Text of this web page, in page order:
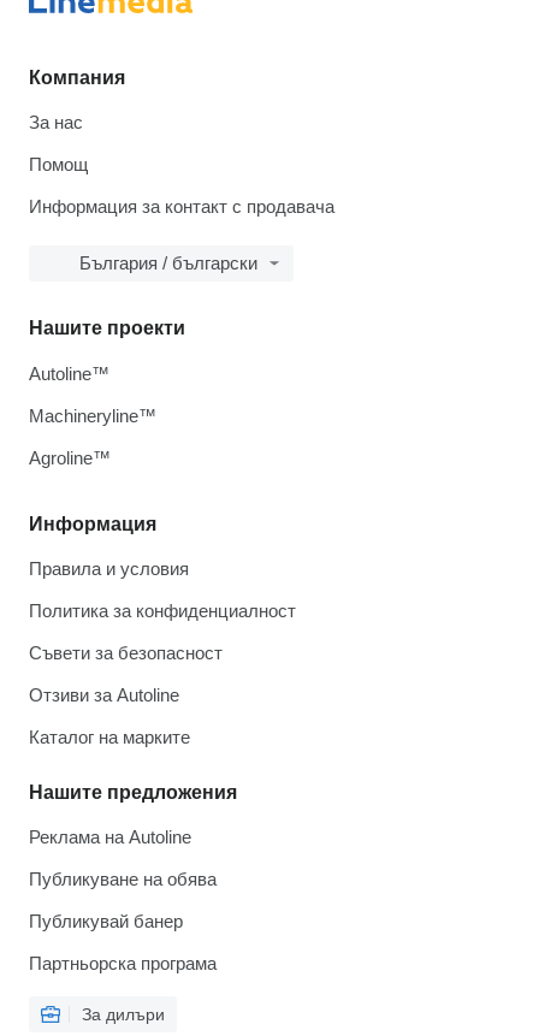
Компания
За нас
Помощ
Информация за контакт с продавача
България / български
Информация
Правила и условия
Политика за конфиденциалност
Съвети за безопасност
Отзиви за Autoline
Каталог на марките
Нашите предложения
Реклама на Autoline
Публикуване на обява
Публикувай банер
Партньорска програма
За дилъри
Нашите проекти
Autoline™
Machineryline™
Agroline™